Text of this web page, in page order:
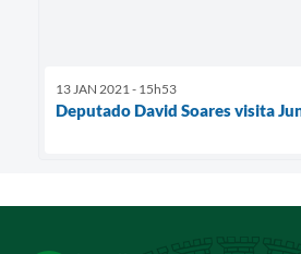
13 JAN 2021 - 15h53
Deputado David Soares visita